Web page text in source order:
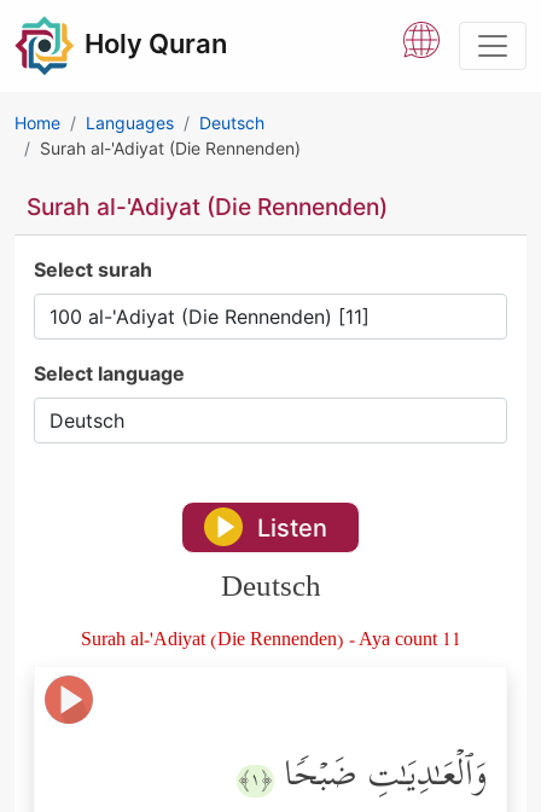
Holy Quran
Home Languages
Deutsch
Surah al-'Adiyat (Die Rennenden)
Surah al-'Adiyat (Die Rennenden)
Select surah
Select language
Listen
Deutsch
Surah al-'Adiyat (Die Rennenden) - Aya count 11
وَٱلۡعَـٰدِیَـٰتِ ضَبۡحࣰا ﴿١﴾